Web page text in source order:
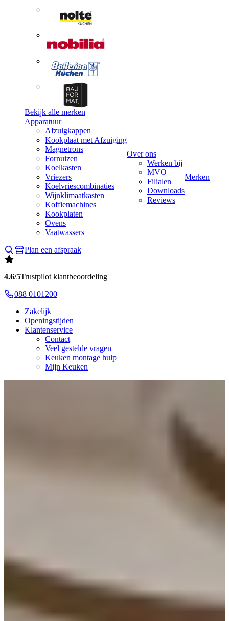
Bekijk alle merken
Apparatuur
Afzuigkappen
Kookplaat met Afzuiging
Magnetrons
Fornuizen
Koelkasten
Vriezers
Koelvriescombinaties
Wijnklimaatkasten
Koffiemachines
Kookplaten
Ovens
Vaatwassers
Over ons
Werken bij
MVO
Filialen
Downloads
Reviews
Merken
Plan een afspraak
4.6/5Trustpilot klantbeoordeling
088 0101200
Zakelijk
Openingstijden
Klantenservice
Contact
Veel gestelde vragen
Keuken montage hulp
Mijn Keuken
lichtgrijze keukens tot antraciet en bijzondere tinten zoals blauwgrijs
Duitse A-merk apparatuur: er is altijd een grijze keuken die past bij
jouw budget.
Plan vrijblijvend een afspraak en ontvang direct een keukenontwerp
Plan een afspraak